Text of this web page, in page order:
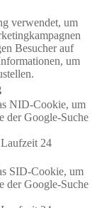
verwendet, um
Besucher auf
um
NID-Cookie, um
der Google-Suche
Laufzeit 24
SID-Cookie, um
der Google-Suche